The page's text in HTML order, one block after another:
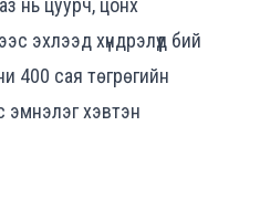
нь цуурч, цонх
эхлээд хүндрэлүүд бий
400 сая төгрөгийн
эмнэлэг хэвтэн